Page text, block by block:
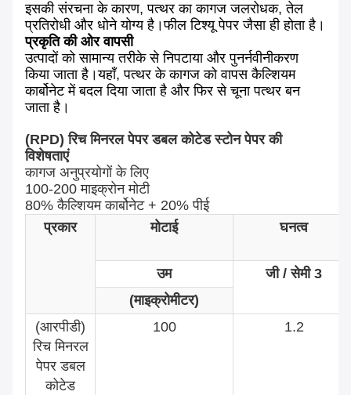
इसकी संरचना के कारण, पत्थर का कागज जलरोधक, तेल
प्रतिरोधी और धोने योग्य है।फील टिश्यू पेपर जैसा ही होता है।
प्रकृति की ओर वापसी
उत्पादों को सामान्य तरीके से निपटाया और पुनर्नवीनीकरण
किया जाता है।यहाँ, पत्थर के कागज को वापस कैल्शियम
कार्बोनेट में बदल दिया जाता है और फिर से चूना पत्थर बन
जाता है।
(RPD) रिच मिनरल पेपर डबल कोटेड स्टोन पेपर की
विशेषताएं
कागज अनुप्रयोगों के लिए
100-200 माइक्रोन मोटी
80% कैल्शियम कार्बोनेट + 20% पीई
प्रकार
मोटाई घनत्व
उम
जी / सेमी 3
(माइक्रोमीटर)
(आरपीडी)
रिच मिनरल
पेपर डबल
कोटेड
100 1.2